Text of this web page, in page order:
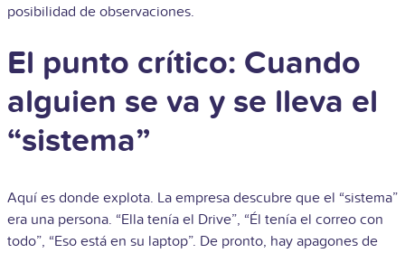
posibilidad de observaciones.
El punto crítico: Cuando
alguien se va y se lleva el
“sistema”
Aquí es donde explota. La empresa descubre que el “sistema”
era una persona. “Ella tenía el Drive”, “Él tenía el correo con
todo”, “Eso está en su laptop”. De pronto, hay apagones de